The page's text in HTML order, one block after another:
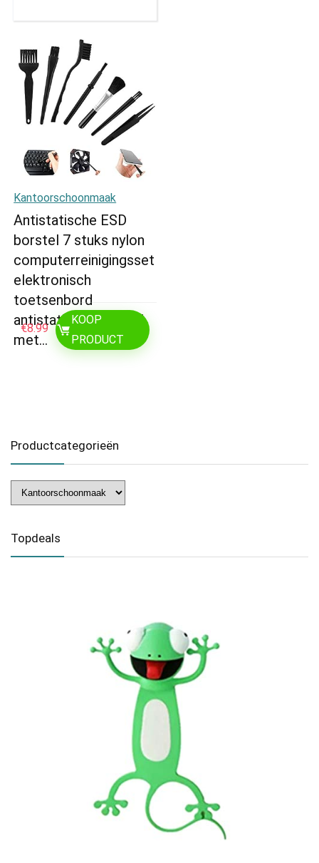
Kantoorschoonmaak
Antistatische ESD
borstel 7 stuks nylon
computerreinigingsset
elektronisch
toetsenbord
antistatische borstel
met…
€8.99
KOOP
PRODUCT
Productcategorieën
Topdeals